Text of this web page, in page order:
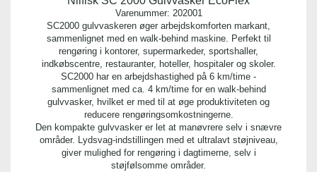
Indhold:
5 liter
Emballage:
plastdunk
pH værdi:
9,80
Varenummer: 202001
SC2000 gulvvaskeren øger arbejdskomforten markant,
sammenlignet med en walk-behind maskine. Perfekt til
rengøring i kontorer, supermarkeder, sportshaller,
indkøbscentre, restauranter, hoteller, hospitaler og skoler.
SC2000 har en arbejdshastighed på 6 km/time -
sammenlignet med ca. 4 km/time for en walk-behind
gulvvasker, hvilket er med til at øge produktiviteten og
reducere rengøringsomkostningerne.
Den kompakte gulvvasker er let at manøvrere selv i snævre
områder. Lydsvag-indstillingen med et ultralavt støjniveau,
giver mulighed for rengøring i dagtimerne, selv i
støjfølsomme områder.